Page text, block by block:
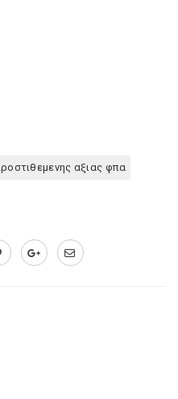
αξιας φπα